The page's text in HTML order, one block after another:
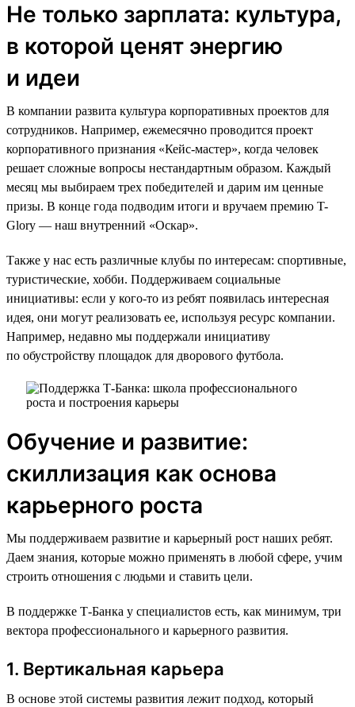
Не только зарплата: культура,
в которой ценят энергию
и идеи
В компании развита культура корпоративных проектов для
сотрудников. Например, ежемесячно проводится проект
корпоративного признания «Кейс-мастер», когда человек
решает сложные вопросы нестандартным образом. Каждый
месяц мы выбираем трех победителей и дарим им ценные
призы. В конце года подводим итоги и вручаем премию T-
Glory — наш внутренний «Оскар».
Также у нас есть различные клубы по интересам: спортивные,
туристические, хобби. Поддерживаем социальные
инициативы: если у кого-то из ребят появилась интересная
идея, они могут реализовать ее, используя ресурс компании.
Например, недавно мы поддержали инициативу
по обустройству площадок для дворового футбола.
Обучение и развитие:
скиллизация как основа
карьерного роста
Мы поддерживаем развитие и карьерный рост наших ребят.
Даем знания, которые можно применять в любой сфере, учим
строить отношения с людьми и ставить цели.
В поддержке Т-Банка у специалистов есть, как минимум, три
вектора профессионального и карьерного развития.
1. Вертикальная карьера
В основе этой системы развития лежит подход, который